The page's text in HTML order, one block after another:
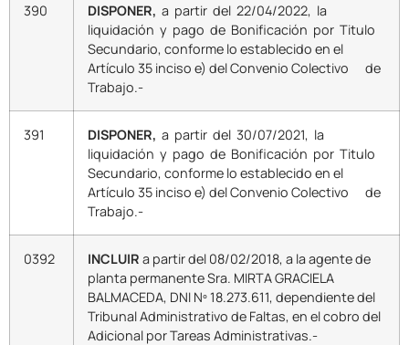
390 DISPONER, a partir del 22/04/2022, la
liquidación y pago de Bonificación por Titulo
Secundario, conforme lo establecido en el
Artículo 35 inciso e) del Convenio Colectivo de
Trabajo.-
391 DISPONER, a partir del 30/07/2021, la
liquidación y pago de Bonificación por Titulo
Secundario, conforme lo establecido en el
Artículo 35 inciso e) del Convenio Colectivo de
Trabajo.-
0392 INCLUIR a partir del 08/02/2018, a la agente de
planta permanente Sra. MIRTA GRACIELA
BALMACEDA, DNI Nº 18.273.611, dependiente del
Tribunal Administrativo de Faltas, en el cobro del
Adicional por Tareas Administrativas.-